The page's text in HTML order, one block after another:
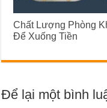
Chất Lượng Phòng
Để Xuống Tiền
Để lại một bình